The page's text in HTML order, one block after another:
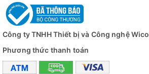
Công ty TNHH Thiết bị và Công nghệ Wico
Phương thức thanh toán